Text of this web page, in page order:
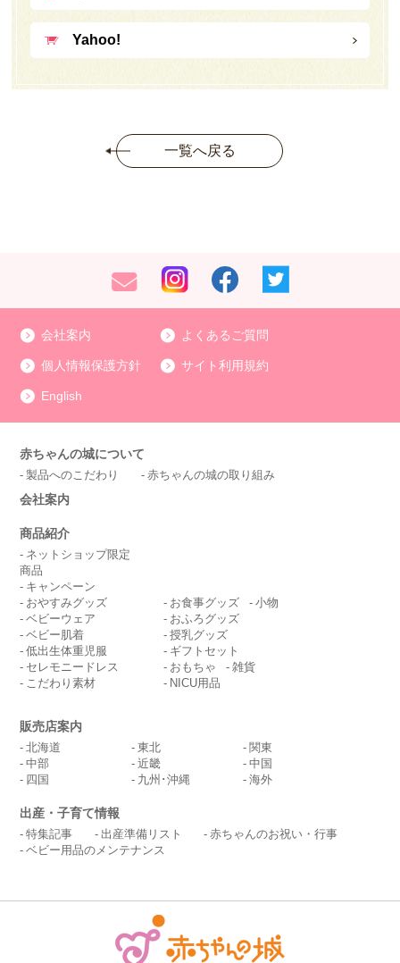
Yahoo!
一覧へ戻る
会社案内 よくあるご質問
個人情報保護方針 サイト利用規約
English
赤ちゃんの城について
製品へのこだわり 赤ちゃんの城の取り組み
会社案内
商品紹介
ネットショップ限定
商品
キャンペーン
おやすみグッズ
ベビーウェア
ベビー肌着
低出生体重児服
セレモニードレス
こだわり素材
お食事グッズ
小物
おふろグッズ
授乳グッズ
ギフトセット
おもちゃ
雑貨
NICU用品
販売店案内
北海道 東北
関東
中部
近畿
中国
四国
九州･沖縄 海外
出産・子育て情報
特集記事 出産準備リスト
赤ちゃんのお祝い・行事
ベビー用品のメンテナンス